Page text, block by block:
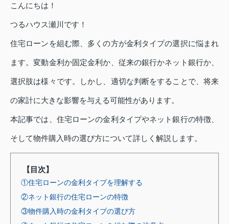
こんにちは！
つるハウス瀬川です！
住宅ローンを組む際、多くの方が金利タイプの選択に悩まれ
ます。変動金利か固定金利か、従来の銀行かネット銀行か、
選択肢は様々です。しかし、適切な判断をすることで、将来
の家計に大きな影響を与える可能性があります。
本記事では、住宅ローンの金利タイプやネット銀行の特徴、
そして物件購入時の選び方について詳しく解説します。
【目次】
①住宅ローンの金利タイプを理解する
②ネット銀行の住宅ローンの特徴
③物件購入時の金利タイプの選び方